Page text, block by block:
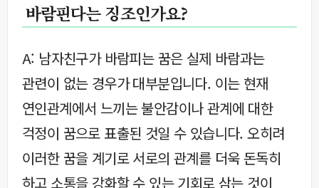
바람핀다는 징조인가요?
A: 남자친구가 바람피는 꿈은 실제 바람과는
관련이 없는 경우가 대부분입니다. 이는 현재
연인관계에서 느끼는 불안감이나 관계에 대한
걱정이 꿈으로 표출된 것일 수 있습니다. 오히려
이러한 꿈을 계기로 서로의 관계를 더욱 돈독히
하고 소통을 강화할 수 있는 기회로 삼는 것이